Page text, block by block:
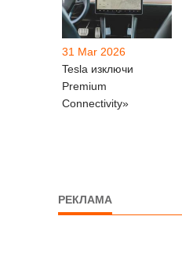
31 Mar 2026
Tesla изключи
Premium
Connectivity»
РЕКЛАМА